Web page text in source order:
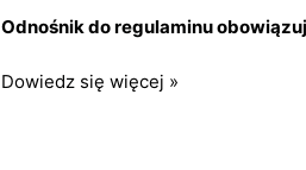
Odnośnik do regulaminu
Nowy
Dowiedz się więcej »